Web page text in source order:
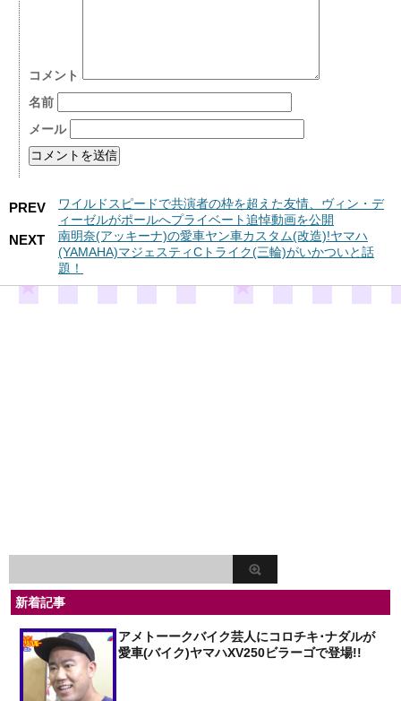
コメント
名前
メール
PREV
ワイルドスピードで共演者の枠を超えた友情、ヴィン・デ
ィーゼルがポールへプライベート追悼動画を公開
NEXT
南明奈(アッキーナ)の愛車ヤン車カスタム(改造)!ヤマハ
(YAMAHA)マジェスティCトライク(三輪)がいかついと話
題！
新着記事
アメトーークバイク芸人にコロチキ･ナダルが
愛車(バイク)ヤマハXV250ビラーゴで登場!!